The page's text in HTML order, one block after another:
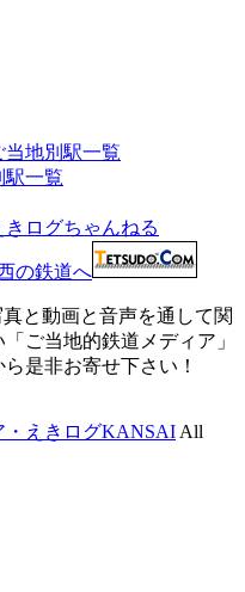
と動画と音声を通して関
ご当地的鉄道メディア」
ら是非お寄せ下さい！
・えきログKANSAI All